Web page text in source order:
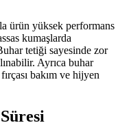
ürün yüksek performans
kumaşlarda
Buhar tetiği sayesinde zor
Ayrıca buhar
bakım ve hijyen